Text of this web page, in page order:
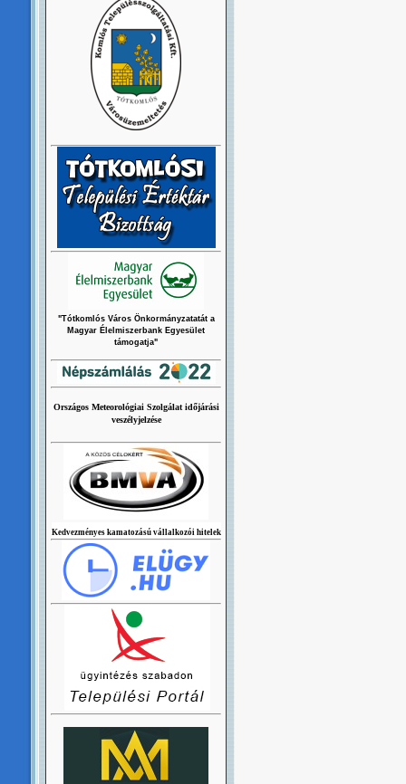
"Tótkomlós Város Önkormányzatatát a
Magyar Élelmiszerbank Egyesület
támogatja"
Országos Meteorológiai Szolgálat időjárási
veszélyjelzése
Kedvezményes kamatozású vállalkozói hitelek